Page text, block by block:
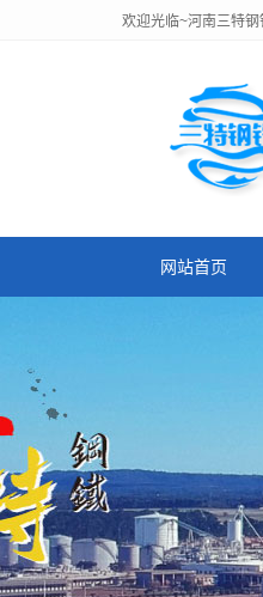
欢迎光临~河南三特钢
网站首页